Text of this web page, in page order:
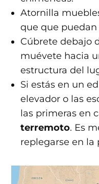
Atornilla
que que
Cúbrete debajo
muévete hacia
estructura del
Si estás en un
elevador o las
las primeras en
terremoto. Es
replegarse en la